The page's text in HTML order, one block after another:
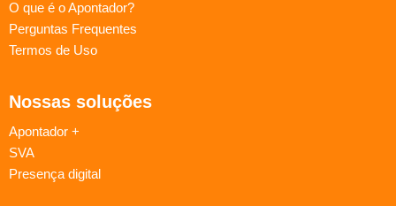
O que é o Apontador?
Perguntas Frequentes
Termos de Uso
Nossas soluções
Apontador +
SVA
Presença digital